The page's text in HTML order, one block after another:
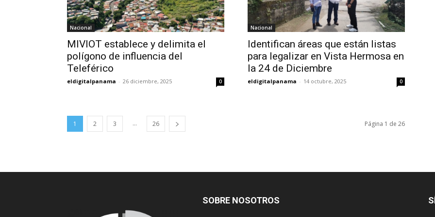
Nacional
MIVIOT establece y delimita el
polígono de influencia del
Teleférico
eldigitalpanama - 26 diciembre, 2025 0
Nacional
Identifican áreas que están listas
para legalizar en Vista Hermosa en
la 24 de Diciembre
eldigitalpanama - 14 octubre, 2025 0
1 2 3 ... 26 Página 1 de 26
SOBRE NOSOTROS